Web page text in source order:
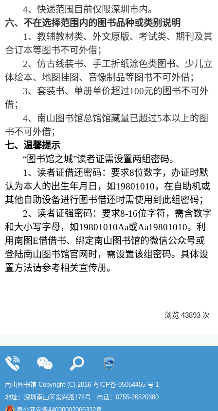
4、快递范围目前仅限深圳市内。
六、不在选择范围内的图书品种或类别说明
1 、教辅教材类、外文原版、考试类、期刊及其
合订本等图书不可外借；
2、仿古线装书、手工折纸涂色类图书、少儿立
体绘本、地图挂图、音像制品等图书不可外借；
3、套装书、单册单价超过100元的图书不可外
借；
4、南山图书馆总馆馆藏量已超过5本以上的图
书不可外借；
七、温馨提示
“图书馆之城”读者证需设置两组密码。
1 、读者证借还密码：要求8位数字， 办证时默
认为本人的出生年月日，如19801010， 在自助机或
其他自助设备进行图书借还时需使用到此组密码；
2、读者证强密码：要求8-16位字符， 需含数字
和大小写字母，如19801010Aa或Aa19801010。 利
用南图E借借书、绑定南山图书馆的微信公众号或
登陆南山图书馆官网时，需设置该组密码。 具体设
置方法请参考相关宣传册。
浏览 43893 次
南山图书馆 Copyright (C) 2016 粤ICP备 05054455 号-1
地址：深圳南山区常兴路176号 电话：0755-26520380